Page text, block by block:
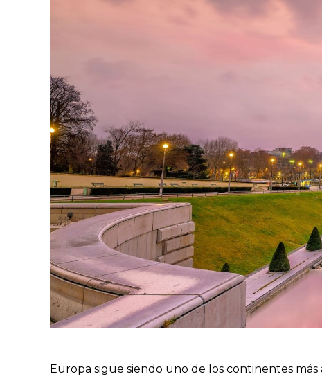
Europa sigue siendo uno de los continentes